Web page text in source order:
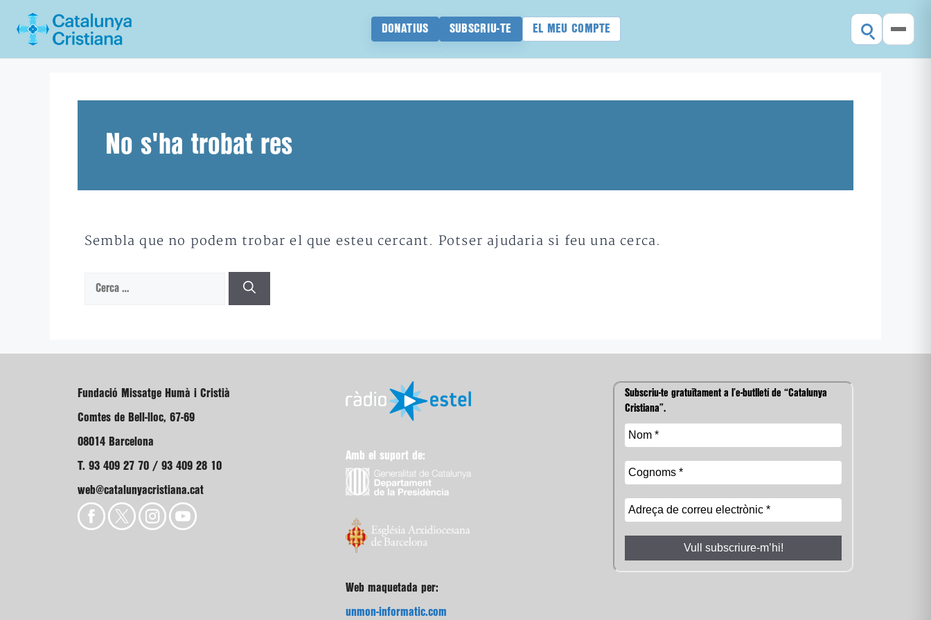
DONATIUS SUBSCRIU-TE EL MEU COMPTE
No s'ha trobat res
Sembla que no podem trobar el que esteu cercant. Potser ajudaria si feu una cerca.
Cerca:
Fundació Missatge Humà i Cristià
Comtes de Bell-lloc, 67-69
08014 Barcelona
T. 93 409 27 70 / 93 409 28 10
web@catalunyacristiana.cat
Amb el suport de:
Web maquetada per:
unmon-informatic.com
Subscriu-te gratuïtament a l’e-butlletí de “Catalunya
Cristiana”.